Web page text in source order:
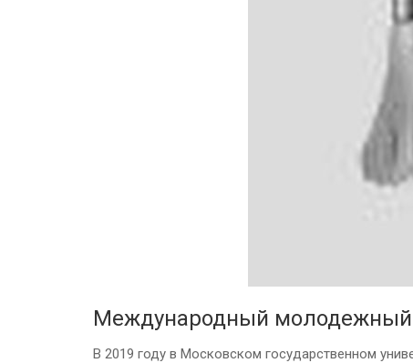
Международный молодежный
В 2019 году в Московском государственном